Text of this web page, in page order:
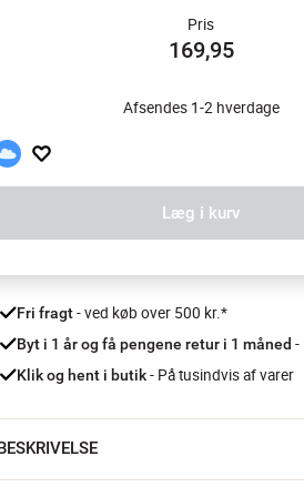
Pris
169,95
Afsendes 1-2 hverdage
Læg i kurv
Fri fragt - ved køb over 500 kr.*
Byt i 1 år og få pengene retur i 1 måned -
Klik og hent i butik - På tusindvis af varer